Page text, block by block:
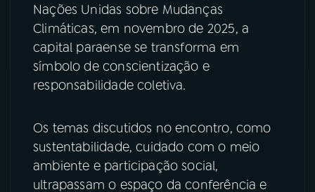
YouTube Facebook
Instagram X
TikTok
Nações Unidas sobre Mudanças
Climáticas, em novembro de 2025, a
capital paraense se transforma em
símbolo de conscientização e
responsabilidade coletiva.
Os temas discutidos no encontro, como
sustentabilidade, cuidado com o meio
ambiente e participação social,
ultrapassam o espaço da conferência e